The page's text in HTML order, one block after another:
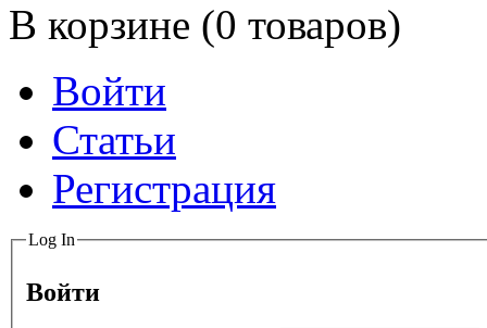
В корзине (0 товаров)
Войти
Статьи
Регистрация
Log In
Войти